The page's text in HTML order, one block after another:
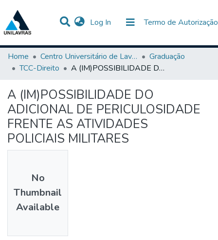
Log In (current) Termo de Autorização
Communities & Collections
Statistics
All of DSpace
Home
Centro Universitário de Lavras-UNILAVRAS
Graduação
TCC-Direito
A (IM)POSSIBILIDADE DO ADICIONAL DE PERICULOSIDADE FRENTE AS ATIVIDADES POLICIAIS MILITARES
A (IM)POSSIBILIDADE DO
ADICIONAL DE PERICULOSIDADE
FRENTE AS ATIVIDADES
POLICIAIS MILITARES
No
Thumbnail
Available